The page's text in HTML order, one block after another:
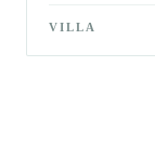
VILLA